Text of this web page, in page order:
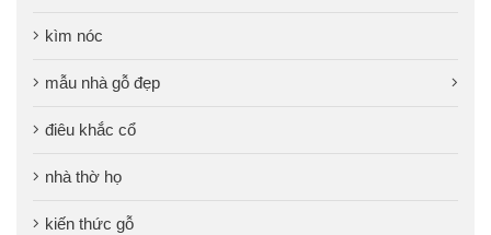
kìm nóc
mẫu nhà gỗ đẹp
điêu khắc cổ
nhà thờ họ
kiến thức gỗ